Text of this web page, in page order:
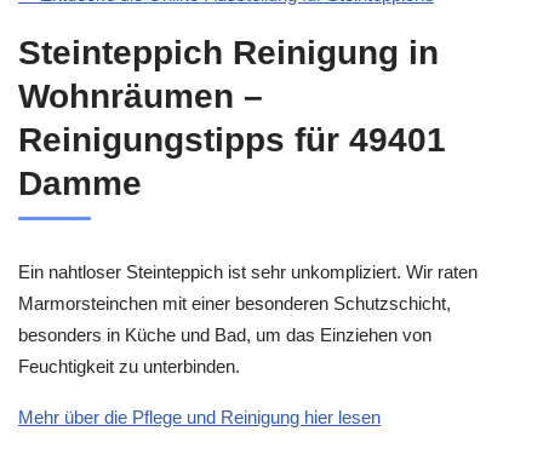
Steinteppich Reinigung in
Wohnräumen –
Reinigungstipps für 49401
Damme
Ein nahtloser Steinteppich ist sehr unkompliziert. Wir raten
Marmorsteinchen mit einer besonderen Schutzschicht,
besonders in Küche und Bad, um das Einziehen von
Feuchtigkeit zu unterbinden.
Mehr über die Pflege und Reinigung hier lesen